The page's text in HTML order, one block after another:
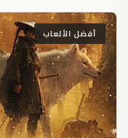
أفضل الألعاب